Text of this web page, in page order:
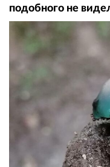
подобного не